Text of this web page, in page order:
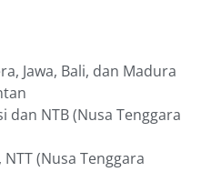
Jawa, Bali, dan Madura
dan NTB (Nusa Tenggara
(Nusa Tenggara